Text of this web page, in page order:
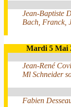
Jean-Baptiste
Bach, Franck,
Mardi 5 Mai
Jean-René
Ml Schneider
Fabien